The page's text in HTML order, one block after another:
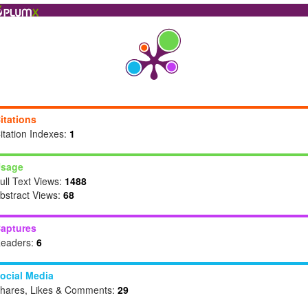
Indexes: 1
Text Views: 1488
Views: 68
6
Media
Likes & Comments: 29